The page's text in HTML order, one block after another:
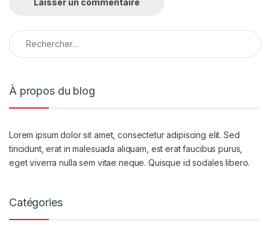
À propos du blog
Lorem ipsum dolor sit amet, consectetur adipiscing elit. Sed
tincidunt, erat in malesuada aliquam, est erat faucibus purus,
eget viverra nulla sem vitae neque. Quisque id sodales libero.
Catégories